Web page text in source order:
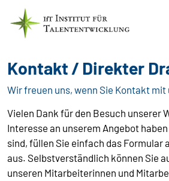
Kontakt / Direkter
Wir freuen uns, wenn Sie Kontakt
Vielen Dank für den Besuch unserer
Interesse an unserem Angebot
sind, füllen Sie einfach das Formular
aus. Selbstverständlich können Sie
unseren Mitarbeiterinnen und